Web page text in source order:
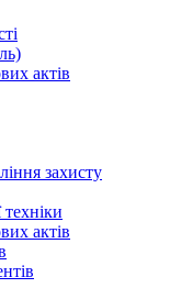
актів
захисту
техніки
актів